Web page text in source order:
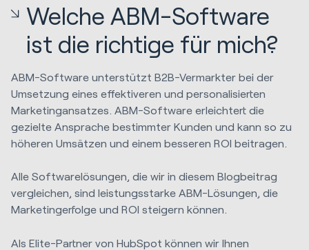
Welche ABM-Software
ist die richtige für mich?
ABM-Software unterstützt B2B-Vermarkter bei der
Umsetzung eines effektiveren und personalisierten
Marketingansatzes. ABM-Software erleichtert die
gezielte Ansprache bestimmter Kunden und kann so zu
höheren Umsätzen und einem besseren ROI beitragen.
Alle Softwarelösungen, die wir in diesem Blogbeitrag
vergleichen, sind leistungsstarke ABM-Lösungen, die
Marketingerfolge und ROI steigern können.
Als Elite-Partner von HubSpot können wir Ihnen